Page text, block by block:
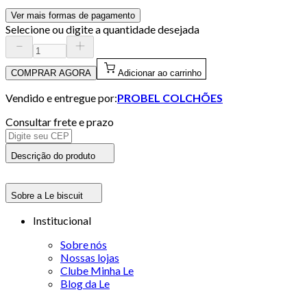
Ver mais formas de pagamento
Selecione ou digite a quantidade desejada
COMPRAR AGORA Adicionar ao carrinho
Vendido e entregue por:PROBEL COLCHÕES
Consultar frete e prazo
Descrição do produto
Sobre a Le biscuit
Institucional
Sobre nós
Nossas lojas
Clube Minha Le
Blog da Le